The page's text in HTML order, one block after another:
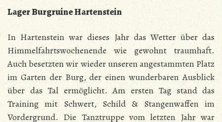
Lager Burgruine Hartenstein
In Hartenstein war dieses Jahr das Wetter über das
Himmelfahrtswochenende wie gewohnt traumhaft.
Auch besetzten wir wieder unseren angestammten Platz
im Garten der Burg, der einen wunderbaren Ausblick
über das Tal ermöglicht. Am ersten Tag stand das
Training mit Schwert, Schild & Stangenwaffen im
Vordergrund. Die Tanztruppe vom letzten Jahr war